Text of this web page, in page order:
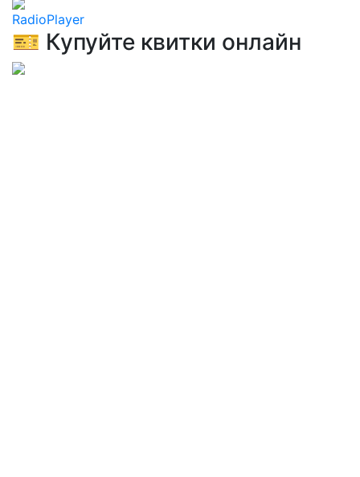
RadioPlayer
🎫 Купуйте квитки онлайн